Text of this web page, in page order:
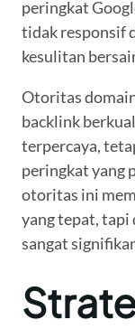
peringkat
tidak responsif
kesulitan
Otoritas
backlink
terpercaya,
peringkat yang
otoritas ini
yang tepat, tapi
sangat